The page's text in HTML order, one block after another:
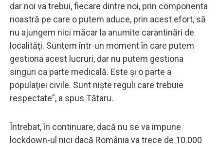
dar noi va trebui, fiecare dintre noi, prin componenta
noastră pe care o putem aduce, prin acest efort, să
nu ajungem nici măcar la anumite carantinări de
localităţi. Suntem într-un moment în care putem
gestiona acest lucruri, dar nu putem gestiona
singuri ca parte medicală. Este şi o parte a
populaţiei civile. Sunt nişte reguli care trebuie
respectate”, a spus Tătaru.
Întrebat, în continuare, dacă nu se va impune
lockdown-ul nici dacă România va trece de 10.000